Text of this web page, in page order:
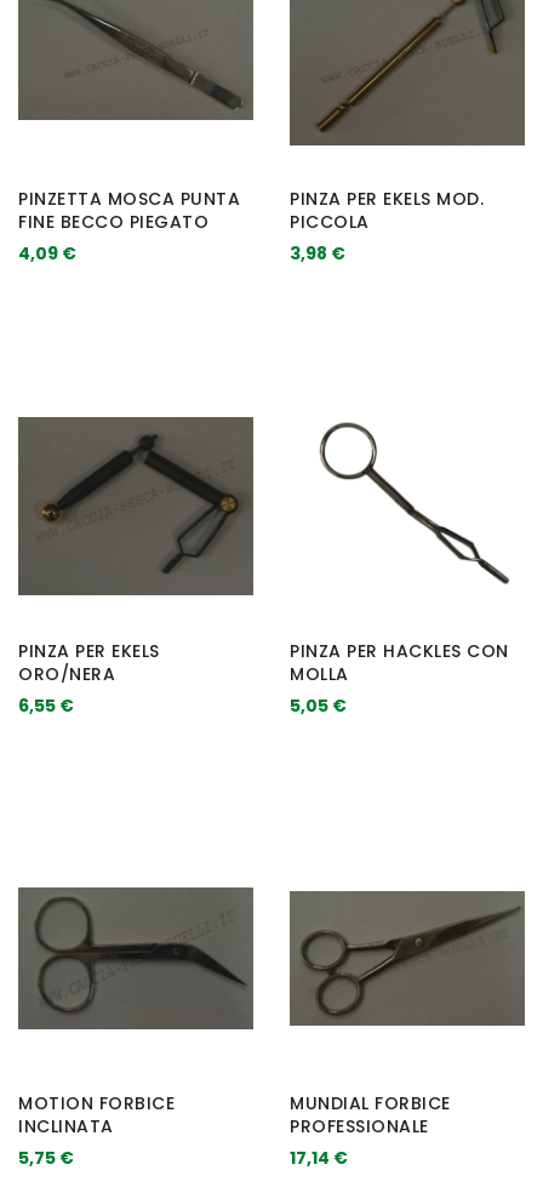
PINZETTA MOSCA PUNTA
FINE BECCO PIEGATO
4,09 €
PINZA PER EKELS MOD.
PICCOLA
3,98 €
PINZA PER EKELS
ORO/NERA
6,55 €
PINZA PER HACKLES CON
MOLLA
5,05 €
MOTION FORBICE
INCLINATA
5,75 €
MUNDIAL FORBICE
PROFESSIONALE
17,14 €